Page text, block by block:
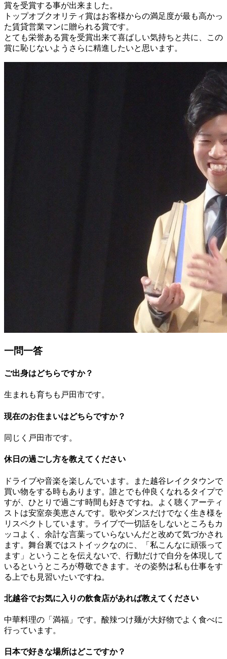
賞を受賞する事が出来ました。
トップオブクオリティ賞はお客様からの満足度が最も高かっ
た賃貸営業マンに贈られる賞です。
とても栄誉ある賞を受賞出来て喜ばしい気持ちと共に、この
賞に恥じないようさらに精進したいと思います。
一問一答
ご出身はどちらですか？
生まれも育ちも戸田市です。
現在のお住まいはどちらですか？
同じく戸田市です。
休日の過ごし方を教えてください
ドライブや音楽を楽しんでいます。また越谷レイクタウンで
買い物をする時もあります。誰とでも仲良くなれるタイプで
すが、ひとりで過ごす時間も好きですね。よく聴くアーティ
ストは安室奈美恵さんです。歌やダンスだけでなく生き様を
リスペクトしています。ライブで一切話をしないところもカ
ッコよく、余計な言葉っていらないんだと改めて気づかされ
ます。舞台裏ではストイックなのに、「私こんなに頑張って
ます」ということを伝えないで、行動だけで自分を体現して
いるというところが尊敬できます。その姿勢は私も仕事をす
る上でも見習いたいですね。
北越谷でお気に入りの飲食店があれば教えてください
中華料理の「満福」です。酸辣つけ麺が大好物でよく食べに
行っています。
日本で好きな場所はどこですか？